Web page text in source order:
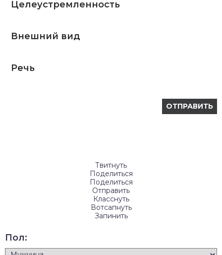
Целеустремленность
Внешний вид
Речь
Твитнуть
Поделиться
Поделиться
Отправить
Класснуть
Вотсапнуть
Запинить
Пол: